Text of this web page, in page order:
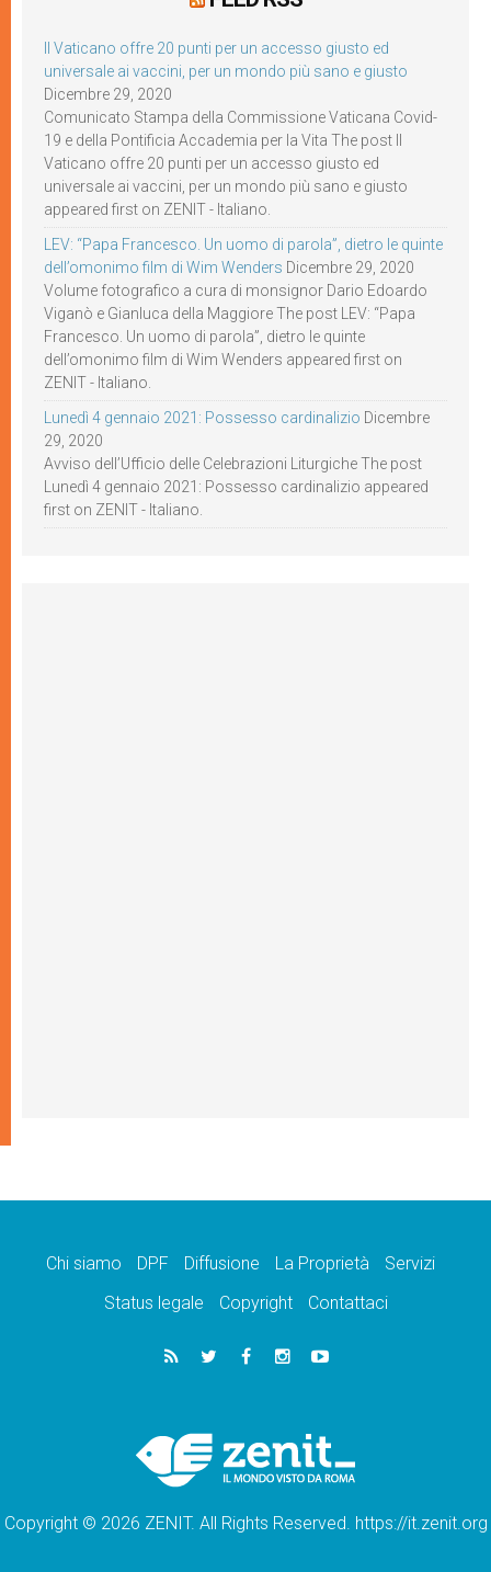
Il Vaticano offre 20 punti per un accesso giusto ed
universale ai vaccini, per un mondo più sano e giusto
Dicembre 29, 2020
Comunicato Stampa della Commissione Vaticana Covid-
19 e della Pontificia Accademia per la Vita The post Il
Vaticano offre 20 punti per un accesso giusto ed
universale ai vaccini, per un mondo più sano e giusto
appeared first on ZENIT - Italiano.
LEV: “Papa Francesco. Un uomo di parola”, dietro le quinte
dell’omonimo film di Wim Wenders Dicembre 29, 2020
Volume fotografico a cura di monsignor Dario Edoardo
Viganò e Gianluca della Maggiore The post LEV: “Papa
Francesco. Un uomo di parola”, dietro le quinte
dell’omonimo film di Wim Wenders appeared first on
ZENIT - Italiano.
Lunedì 4 gennaio 2021: Possesso cardinalizio Dicembre
29, 2020
Avviso dell’Ufficio delle Celebrazioni Liturgiche The post
Lunedì 4 gennaio 2021: Possesso cardinalizio appeared
first on ZENIT - Italiano.
Chi siamo DPF Diffusione La Proprietà
Servizi
Status legale
Copyright Contattaci
Copyright © 2026 ZENIT. All Rights Reserved. https://it.zenit.org